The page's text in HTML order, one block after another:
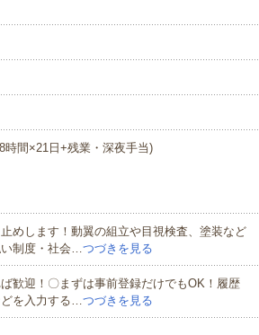
間×21日+残業・深夜手当)
めします！動翼の組立や目視検査、塗装など
制度・社会…つづきを見る
歓迎！〇まずは事前登録だけでもOK！履歴
を入力する…つづきを見る